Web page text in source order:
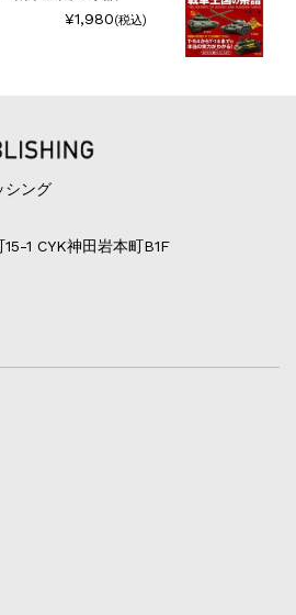
¥1,980(税込)
シング
1 CYK神田岩本町B1F